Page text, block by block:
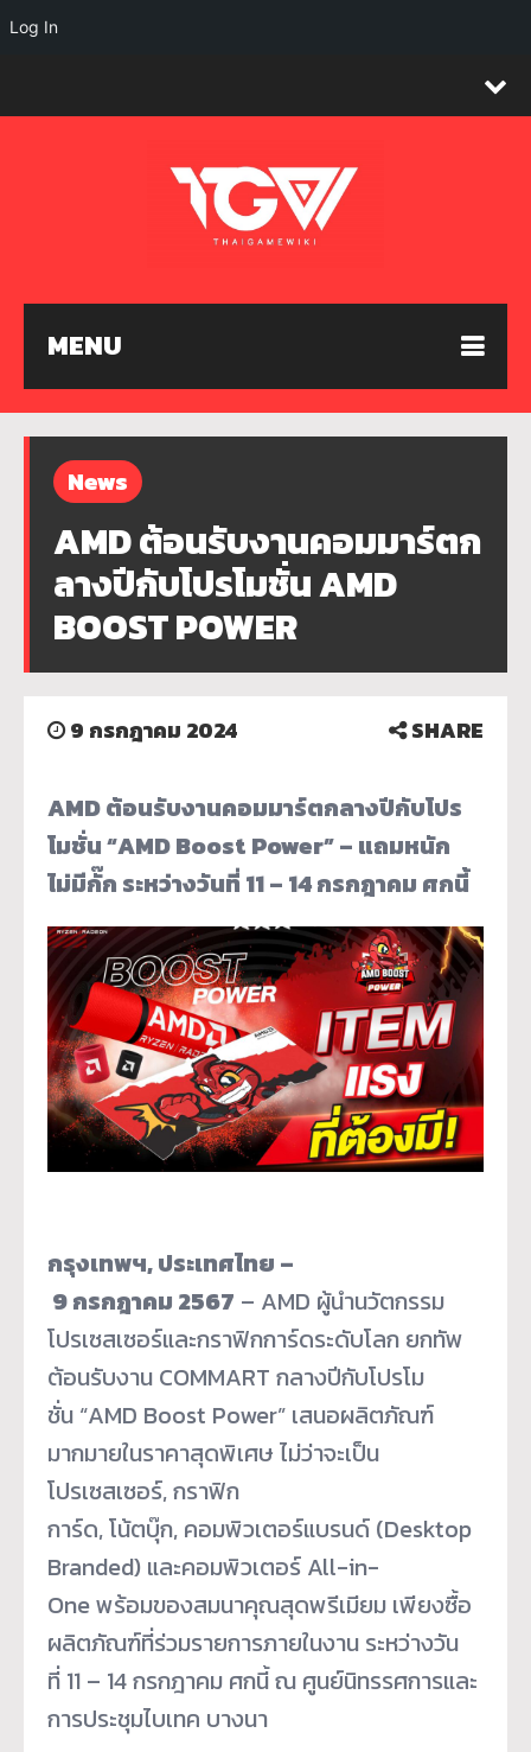
MENU
News
AMD ต้อนรับงานคอมมาร์ตก
ลางปีกับโปรโมชั่น AMD
BOOST POWER
9 กรกฎาคม 2024 SHARE
AMD ต้อนรับงานคอมมาร์ตกลางปีกับโปร
โมชั่น “AMD Boost Power” – แถมหนัก
ไม่มีกั๊ก ระหว่างวันที่ 11 – 14 กรกฎาคม ศกนี้
กรุงเทพฯ, ประเทศไทย –
9 กรกฎาคม 2567 – AMD ผู้นำนวัตกรรม
โปรเซสเซอร์และกราฟิกการ์ดระดับโลก ยกทัพ
ต้อนรับงาน COMMART กลางปีกับโปรโม
ชั่น “AMD Boost Power” เสนอผลิตภัณฑ์
มากมายในราคาสุดพิเศษ ไม่ว่าจะเป็น
โปรเซสเซอร์, กราฟิก
การ์ด, โน้ตบุ๊ก, คอมพิวเตอร์แบรนด์ (Desktop
Branded) และคอมพิวเตอร์ All-in-
One พร้อมของสมนาคุณสุดพรีเมียม เพียงซื้อ
ผลิตภัณฑ์ที่ร่วมรายการภายในงาน ระหว่างวัน
ที่ 11 – 14 กรกฎาคม ศกนี้ ณ ศูนย์นิทรรศการและ
การประชุมไบเทค บางนา
Log In